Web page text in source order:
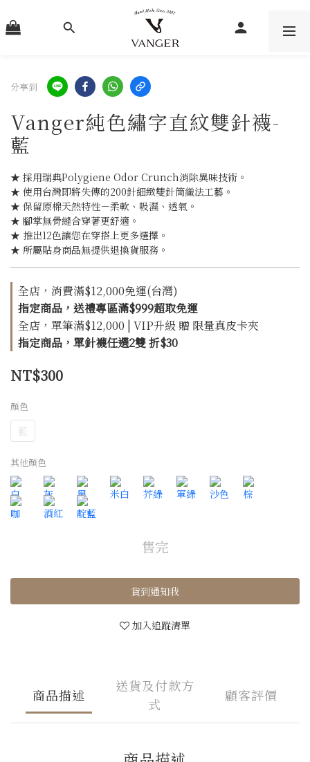
分享到
Vanger純色繡字直紋雙針襪-
藍
★ 採用瑞典Polygiene Odor Crunch消除異味技術。
★ 使用台灣即將失傳的200針細緻雙針筒織法工藝。
★ 保留原棉天然特性－柔軟、吸濕、透氣。
★ 腳掌無骨縫合穿著更舒適。
★ 推出12色讓您在穿搭上更多選擇。
★ 所屬貼身商品無提供退換貨服務。
全店，消費滿$12,000免運(台灣)
指定商品，送禮專區滿$999超取免運
全店，單筆滿$12,000 | VIP升級 贈 限量真皮卡夾
指定商品，單針襪任選2雙 折$30
NT$300
顏色
藍
其他顏色
售完
貨到通知我
加入追蹤清單
商品描述
送貨及付款方
式
顧客評價